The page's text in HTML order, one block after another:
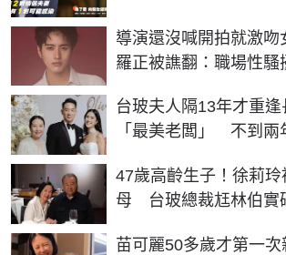
導演還沒喊開拍就激
羅正被譙翻：職場性騷
台玻夫人隔13年才重逢
「最美老闆」 不到兩
47歲高齡生子！徐莉
母 台玻總裁尪林伯實
苗可麗50多歲才第一